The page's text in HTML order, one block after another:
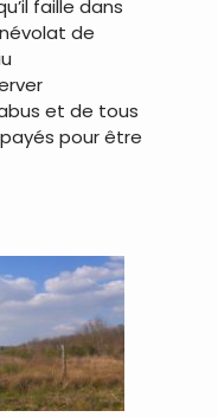
faille dans
de
et de tous
pour être